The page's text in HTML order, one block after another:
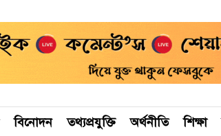
বিনোদন তথ্যপ্রযুক্তি অর্থনীতি শিক্ষা